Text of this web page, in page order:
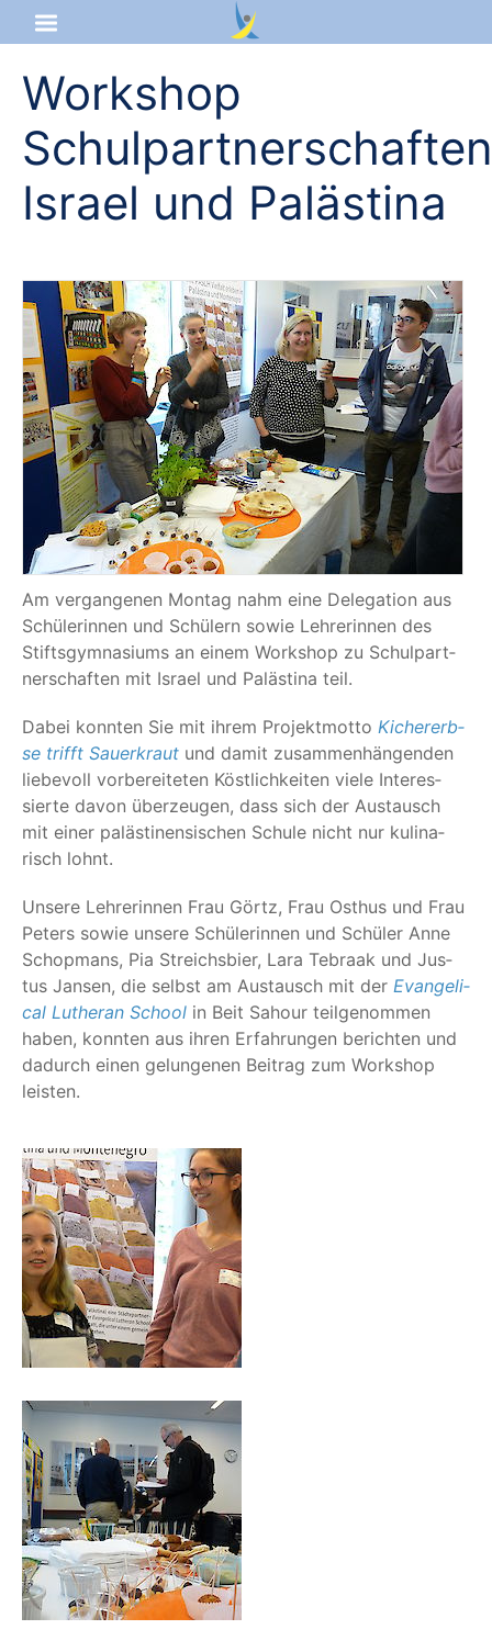
Startseite
Aktuelles
Das sind wir
Service & Infos
Workshop
Schulpartnerschaften
Israel und Palästina
Am ver­gan­ge­nen Mon­tag nahm eine Dele­ga­ti­on aus
Schü­le­rin­nen und Schü­lern sowie Leh­re­rin­nen des
Stifts­gym­na­si­ums an einem Work­shop zu Schul­part­
ner­schaf­ten mit Isra­el und Paläs­ti­na teil.
Dabei konn­ten Sie mit ihrem Pro­jekt­mot­to Kicher­erb­
se trifft Sau­er­kraut und damit zusam­men­hän­gen­den
lie­be­voll vor­be­rei­te­ten Köst­lich­kei­ten vie­le Inter­es­
sier­te davon über­zeu­gen, dass sich der Aus­tausch
mit einer paläs­ti­nen­si­schen Schu­le nicht nur kuli­na­
risch lohnt.
Unse­re Leh­re­rin­nen Frau Görtz, Frau Osthus und Frau
Peters sowie unse­re Schü­le­rin­nen und Schü­ler Anne
Schop­mans, Pia Streichs­bier, Lara Tebra­ak und Jus­
tus Jan­sen, die selbst am Aus­tausch mit der Evan­ge­li­
cal Luther­an School in Beit Sahour teil­ge­nom­men
haben, konn­ten aus ihren Erfah­run­gen berich­ten und
dadurch einen gelun­ge­nen Bei­trag zum Work­shop
leisten.